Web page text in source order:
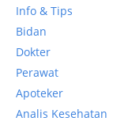
Info & Tips
Bidan
Dokter
Perawat
Apoteker
Analis Kesehatan